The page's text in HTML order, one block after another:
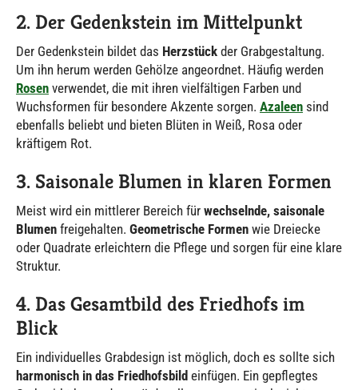
2. Der Gedenkstein im Mittelpunkt
Der Gedenkstein bildet das Herzstück der Grabgestaltung.
Um ihn herum werden Gehölze angeordnet. Häufig werden
Rosen verwendet, die mit ihren vielfältigen Farben und
Wuchsformen für besondere Akzente sorgen. Azaleen sind
ebenfalls beliebt und bieten Blüten in Weiß, Rosa oder
kräftigem Rot.
3. Saisonale Blumen in klaren Formen
Meist wird ein mittlerer Bereich für wechselnde, saisonale
Blumen freigehalten. Geometrische Formen wie Dreiecke
oder Quadrate erleichtern die Pflege und sorgen für eine klare
Struktur.
4. Das Gesamtbild des Friedhofs im
Blick
Ein individuelles Grabdesign ist möglich, doch es sollte sich
harmonisch in das Friedhofsbild einfügen. Ein gepflegtes